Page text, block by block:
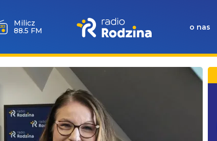
Góra
Igliczna
107.2 FM
o nas